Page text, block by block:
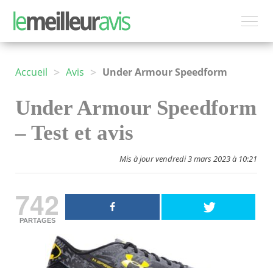
Accueil > Avis > Under Armour Speedform
Under Armour Speedform
– Test et avis
Mis à jour vendredi 3 mars 2023 à 10:21
742
PARTAGES